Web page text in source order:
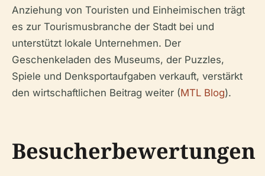
Anziehung von Touristen und Einheimischen trägt
es zur Tourismusbranche der Stadt bei und
unterstützt lokale Unternehmen. Der
Geschenkeladen des Museums, der Puzzles,
Spiele und Denksportaufgaben verkauft, verstärkt
den wirtschaftlichen Beitrag weiter (MTL Blog).
Besucherbewertungen